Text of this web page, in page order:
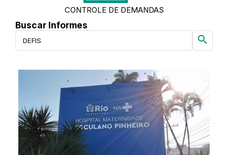
CONTROLE DE DEMANDAS
Buscar Informes
search